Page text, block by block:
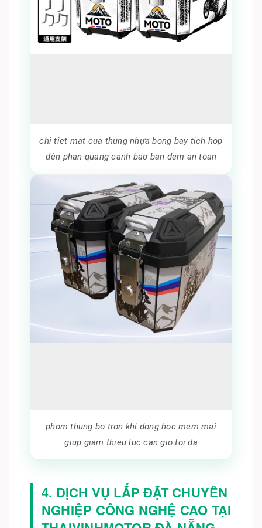
chi tiet mat cua thung nhựa bong bay tich hop
đèn phan quang canh bao ban dem an toan
phom thung bo tron khi dong hoc mem mai
giup giam thieu luc can gio toi da
4. DỊCH VỤ LẮP ĐẶT CHUYÊN
NGHIỆP CÔNG NGHỆ CAO TẠI